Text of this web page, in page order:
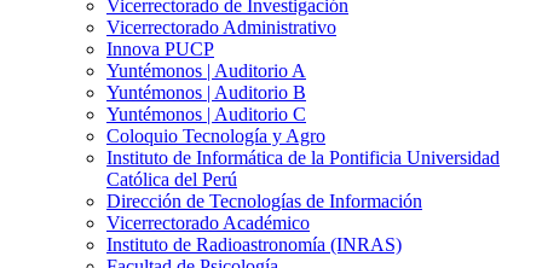
Vicerrectorado de Investigación
Vicerrectorado Administrativo
Innova PUCP
Yuntémonos | Auditorio A
Yuntémonos | Auditorio B
Yuntémonos | Auditorio C
Coloquio Tecnología y Agro
Instituto de Informática de la Pontificia Universidad
Católica del Perú
Dirección de Tecnologías de Información
Vicerrectorado Académico
Instituto de Radioastronomía (INRAS)